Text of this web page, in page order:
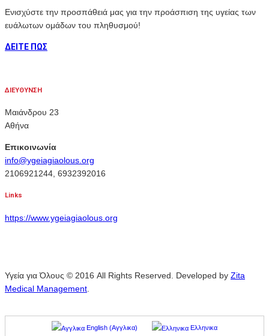
Ενισχύστε την προσπάθειά μας για την προάσπιση της υγείας των
ευάλωτων ομάδων του πληθυσμού!
ΔΕΙΤΕ ΠΩΣ
ΔΙΕΥΘΥΝΣΗ
Μαιάνδρου 23
Αθήνα
Επικοινωνία
info@ygeiagiaolous.org
2106921244, 6932392016
Links
https://www.ygeiagiaolous.org
Υγεία για Όλους © 2016 All Rights Reserved. Developed by Zita
Medical Management
English (Αγγλικα) Ελληνικα